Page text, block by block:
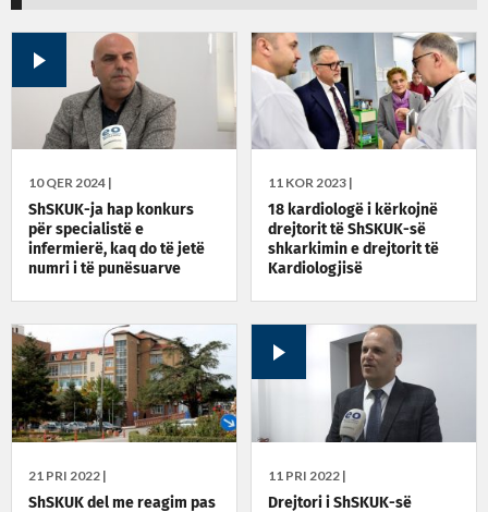
10 QER 2024 |
ShSKUK-ja hap konkurs
për specialistë e
infermierë, kaq do të jetë
numri i të punësuarve
11 KOR 2023 |
18 kardiologë i kërkojnë
drejtorit të ShSKUK-së
shkarkimin e drejtorit të
Kardiologjisë
21 PRI 2022 |
ShSKUK del me reagim pas
11 PRI 2022 |
Drejtori i ShSKUK-së